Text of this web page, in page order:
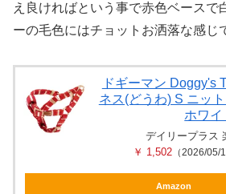
え良ければという事で赤色ベースで
ーの毛色にはチョットお洒落な感じ
ドギーマン Doggy's
ネス(どうわ) S ニッ
ホワイ
デイリープラス
￥ 1,502（2026/05/
Amazon